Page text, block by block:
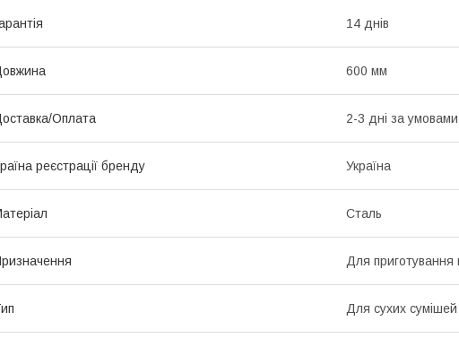
14 днів
600 мм
Оплата 2-3 дні за умовами
реєстрації бренду Україна
Сталь
Для приготування
Для сухих сумішей